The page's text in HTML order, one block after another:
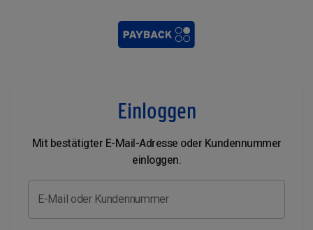
Einloggen
Mit bestätigter E-Mail-Adresse oder Kundennummer
einloggen.
E-Mail oder Kundennummer